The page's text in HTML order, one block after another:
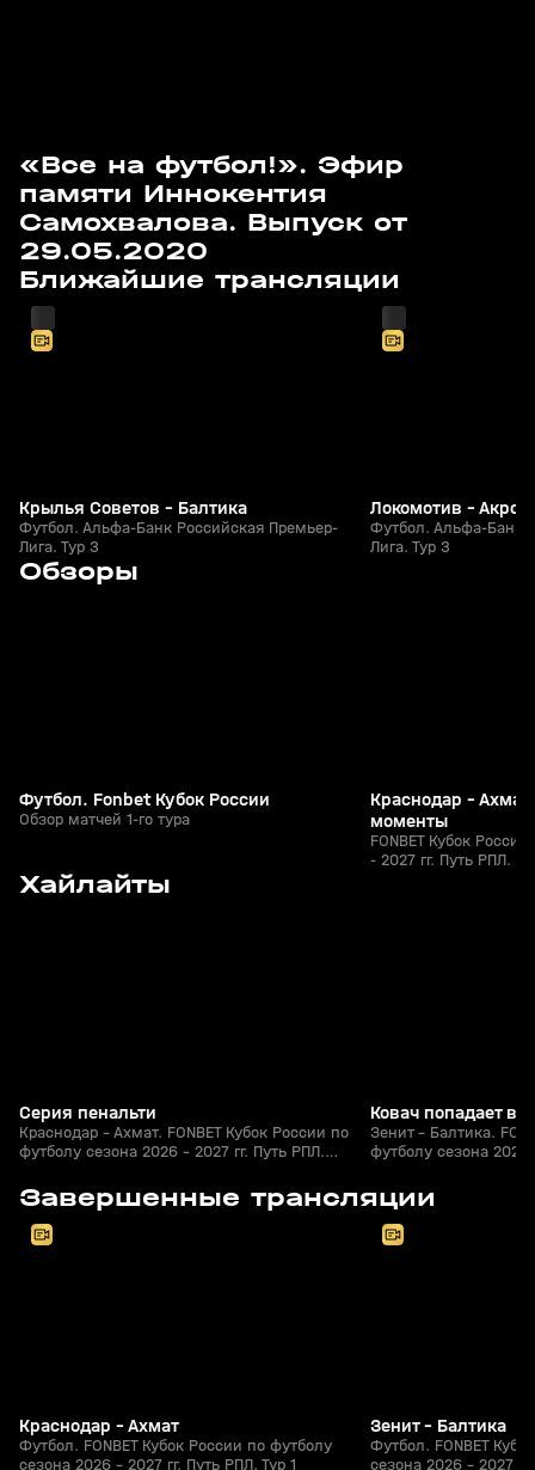
«Все на футбол!». Эфир
памяти Иннокентия
Самохвалова. Выпуск от
29.05.2020
Ближайшие трансляции
Завтра, 15:00
Крылья Советов - Балтика
Футбол. Альфа-Банк Российская Премьер-
Лига. Тур 3
Локомотив - Акрон
Футбол. Альфа-Банк
Лига. Тур 3
Обзоры
06 авг, 18:10
Футбол. Fonbet Кубок России
Обзор матчей 1-го тура
05 авг, 23:40
Краснодар -
моменты
FONBET Кубок
- 2027 гг. Путь РПЛ.
Хайлайты
05 авг, 23:00
Серия пенальти
Краснодар - Ахмат. FONBET Кубок России по
футболу сезона 2026 - 2027 гг. Путь РПЛ.
05 авг, 22:45
Ковач попадает в
Зенит - Балтика.
футболу сезона 2026
Завершенные трансляции
05 авг, 20:30
Краснодар - Ахмат
Футбол. FONBET Кубок России по футболу
сезона 2026 - 2027 гг. Путь РПЛ. Тур 1
Зенит - Балтика
Футбол. FONBET
сезона 2026 - 2027